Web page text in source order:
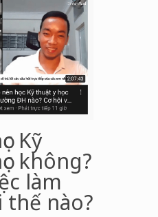
Kỹ
không?
làm
nào?